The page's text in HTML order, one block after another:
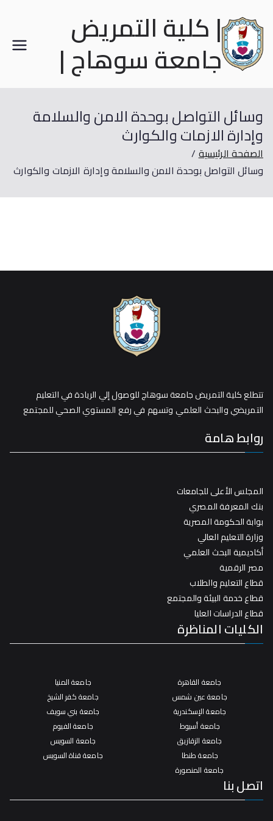
| كلية التمريض
جامعة سوهاج |
وسائل التواصل بوحدة الامن والسلامة
وإدارة الازمات والكوارث
الصفحة الرئيسية
وسائل التواصل بوحدة الامن والسلامة وإدارة الازمات والكوارث
تتطلع كلية التمريض جامعة سوهاج للوصول إلي الريادة في التعليم
التمريضي والبحث العلمي وتسهم في رفع المستوي الصحي للمجتمع
روابط هامة
المجلس الأعلى للجامعات
بنك المعرفة المصري
بوابة الحكومة المصرية
وزارة التعليم العالي
أكاديمية البحث العلمي
مصر الرقمية
قطاع التعليم والطلاب
قطاع خدمة البيئة والمجتمع
قطاع الدراسات العليا
الكليات المناظرة
جامعة القاهرة
جامعة عين شمس
جامعة الإسكندرية
جامعة أسيوط
جامعة الزقازيق
جامعة طنطا
جامعة المنصورة
جامعة المنيا
جامعة كفر الشيخ
جامعة بني سويف
جامعة الفيوم
جامعة السويس
جامعة قناة السويس
اتصل بنا